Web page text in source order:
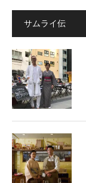
サムライ伝